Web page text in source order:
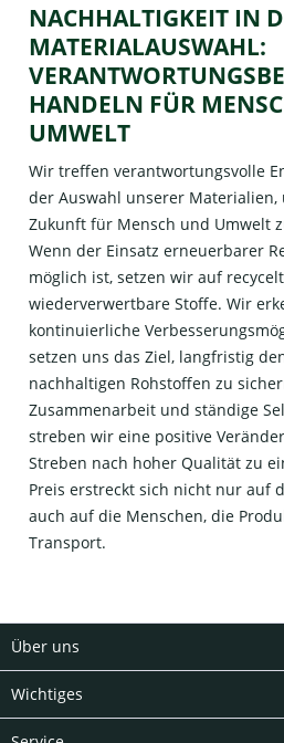
NACHHALTIGKEIT IN
MATERIALAUSWAHL:
HANDELN FÜR
UMWELT
Wir treffen verantwortungsvolle
der Auswahl unserer
Zukunft für Mensch und Umwelt
Wenn der Einsatz erneuerbarer
möglich ist, setzen wir auf
wiederverwertbare Stoffe. Wir
kontinuierliche
setzen uns das Ziel, langfristig
nachhaltigen Rohstoffen zu
Zusammenarbeit und ständige
streben wir eine positive
Streben nach hoher Qualität zu
Preis erstreckt sich nicht nur auf
auch auf die Menschen, die
Transport.
Über uns
Wichtiges